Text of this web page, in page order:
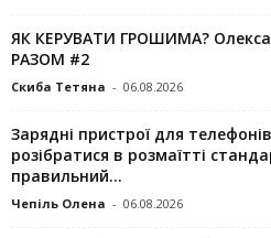
ЯК КЕРУВАТИ ГРОШИМА?
РАЗОМ #2
Скиба Тетяна - 06.08.2026
Зарядні пристрої для
розібратися в розмаїтті
правильний...
Чепіль Олена - 06.08.2026